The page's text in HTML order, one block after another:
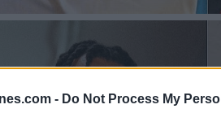
- Do Not Process My